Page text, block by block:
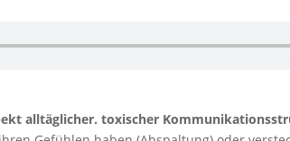
alltäglicher. toxischer